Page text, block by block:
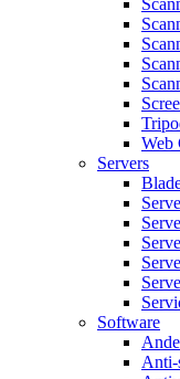
Web
Servers
Software
Anti-